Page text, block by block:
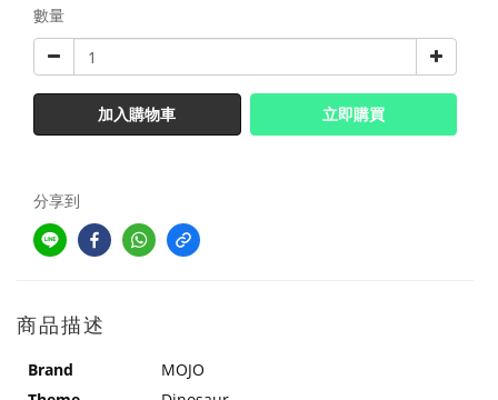
數量
加入購物車 立即購買
分享到
商品描述
Brand
MOJO